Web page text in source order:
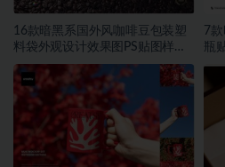
16款暗黑系国外风咖啡豆包装塑
料袋外观设计效果图PS贴图样机
MOCKUP模板素材
7
瓶